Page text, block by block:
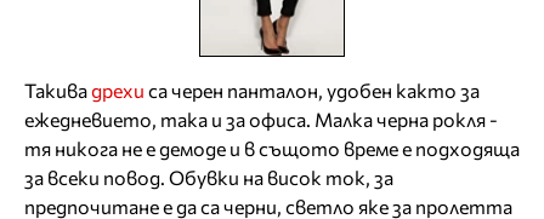
Такивадрехи са черен панталон, удобен както за
ежедневието, така и за офиса. Малка черна рокля -
тя никога не е демоде и в същото време е подходяща
за всеки повод. Обувки на висок ток, за
предпочитане е да са черни, светло яке за пролетта